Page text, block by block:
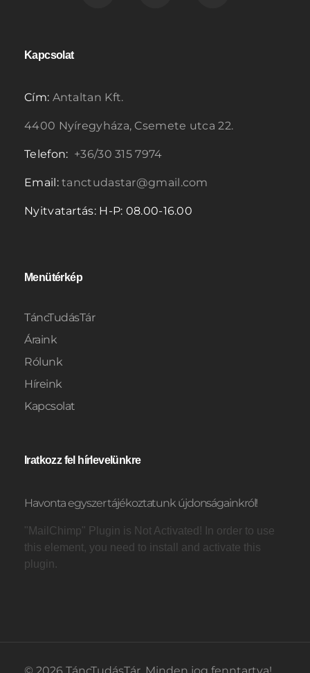
Kapcsolat
Cím: Antaltan Kft.
4400 Nyíregyháza, Csemete utca 22.
Telefon: +36/30 315 7974
Email:tanctudastar@gmail.com
Nyitvatartás: H-P: 08.00-16.00
Menütérkép
TáncTudásTár
Áraink
Rólunk
Híreink
Kapcsolat
Iratkozz fel hírlevelünkre
Havonta egyszer tájékoztatunk újdonságainkról!
"MailChimp" Plugin is Not Activated! In order to use
this element, you need to install and activate this
plugin.